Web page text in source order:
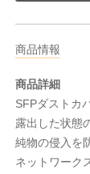
商品情報
商品詳細
SFPダストカ
露出した状態
純物の侵入を
ネットワーク